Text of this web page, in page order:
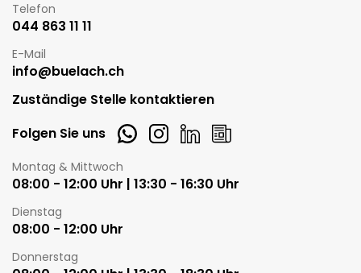
Telefon
044 863 11 11
E-Mail
info@buelach.ch
Zuständige Stelle kontaktieren
Folgen Sie uns
WhatsappInstagram
LinkedInNewsletter
Öffnungszeiten
Montag & Mittwoch
08:00 - 12:00 Uhr | 13:30 - 16:30 Uhr
Dienstag
08:00 - 12:00 Uhr
Donnerstag